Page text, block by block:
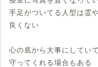
手足がついてる人型は霊
良くない
心の底から大事にしてい
守ってくれる場合もある